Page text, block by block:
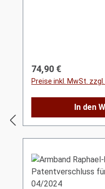
Regulärer Preis:
74,90 €
Preise inkl. MwSt.
In den